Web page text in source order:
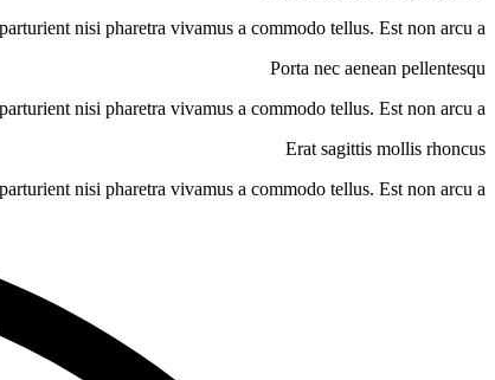
nisi pharetra vivamus a commodo tellus. Est non arcu a.
Porta nec aenean pellentesqu
nisi pharetra vivamus a commodo tellus. Est non arcu a.
Erat sagittis mollis rhoncus
nisi pharetra vivamus a commodo tellus. Est non arcu a.